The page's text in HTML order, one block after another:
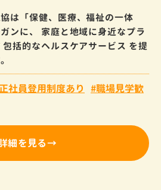
は「保健、医療、福祉の一体
ンに、 家庭と地域に身近なプラ
包括的なヘルスケアサービス を提
社員登用制度あり
職場見学歓
細を見る